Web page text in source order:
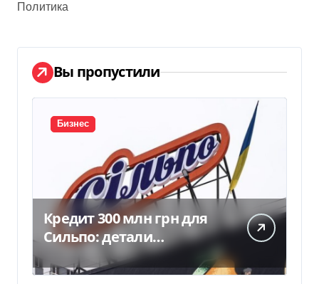
Политика
Вы пропустили
Бизнес
Кредит 300 млн грн для
Сильпо: детали
соглашения с
Ощадбанком